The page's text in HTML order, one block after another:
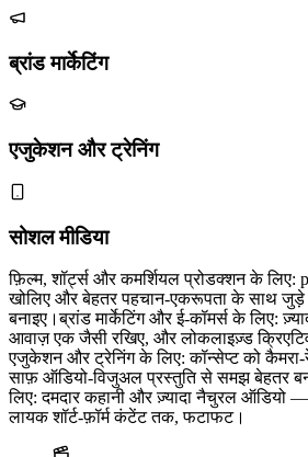
ब्रांड मार्केटिंग
एजुकेशन और ट्रेनिंग
सोशल मीडिया
फ़िल्म, शॉर्ट्स और कमर्शियल प्रोडक्शन के लिए:
खोलिए और बेहतर पहचान-एकरूपता के साथ जुड़े
बनाइए।ब्रांड मार्केटिंग और ई-कॉमर्स के लिए:
आवाज़ एक जैसी रखिए, और लोकलाइज़्ड
एजुकेशन और ट्रेनिंग के लिए: कॉन्सेप्ट को कैमरा-
साफ़ ऑडियो-विजुअल प्रस्तुति से समझ बेहतर
लिए: दमदार कहानी और ज़्यादा नैचुरल ऑडियो
लायक शॉर्ट-फ़ॉर्म कंटेंट तक, फटाफट।